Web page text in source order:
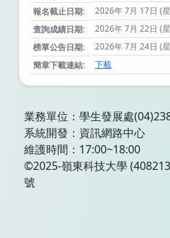
報名截止日期:
2026年 7月 17日 (
查詢成績日期:
2026年 7月 22日 (
榜單公告日期:
2026年 7月 24日 (
簡章下載連結:
下載
業務單位：學生發展處
系統開發：資訊網路中心
維護時間：17:00~18:00
©2025-嶺東科技大學
號